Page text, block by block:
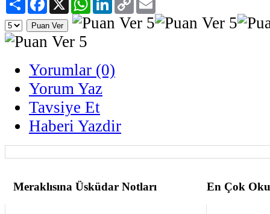
Link
Yorumlar (0)
Yorum Yaz
Tavsiye Et
Haberi Yazdir
Meraklısına Üsküdar Notları En Çok